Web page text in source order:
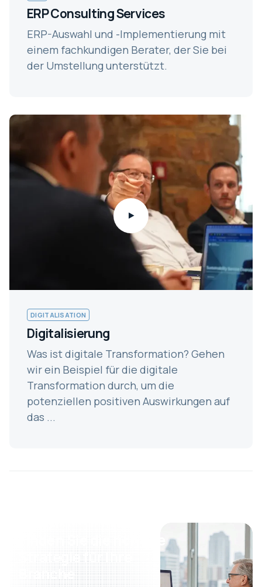
ERP Consulting Services
ERP-Auswahl und -Implementierung mit
einem fachkundigen Berater, der Sie bei
der Umstellung unterstützt.
DIGITALISATION
Digitalisierung
Was ist digitale Transformation? Gehen
wir ein Beispiel für die digitale
Transformation durch, um die
potenziellen positiven Auswirkungen auf
das ...
Finden Sie die richtige
Strategie für Ihre
Branche